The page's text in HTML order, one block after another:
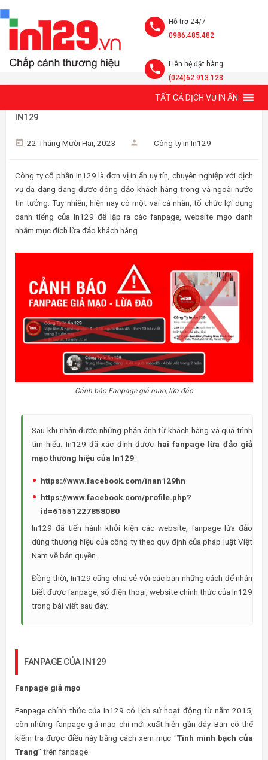
Hỗ trợ 24/7
0986.485.482
Liên hệ đặt hàng
(024)62.913.123
TẤT CẢ DỊCH VỤ IN ẤN
CẢNH BÁO GIẢ MẠO IN129! FANPAGE, WEBSITE CHÍNH CỦA
IN129
22 Tháng Mười Hai, 2023 Công ty in In129
Công ty cổ phần In129 là đơn vị in ấn uy tín, chuyên nghiệp với dịch
vụ đa dạng đang được đông đảo khách hàng trong và ngoài nước
tin tưởng. Tuy nhiên, hiện nay có một vài cá nhân, tổ chức lợi dụng
danh tiếng của In129 để lập ra các fanpage, website mạo danh
nhằm mục đích lừa đảo khách hàng
Cảnh báo Fanpage giả mạo, lừa đảo
Sau khi nhận được những phản ánh từ khách hàng và quá trình
tìm hiểu. In129 đã xác định được hai fanpage lừa đảo giả
mạo thương hiệu của In129:
https://www.facebook.com/inan129hn
https://www.facebook.com/profile.php?
id=61551227858080
In129 đã tiến hành khởi kiện các website, fanpage lừa đảo
dùng thương hiệu của công ty theo quy định của pháp luật Việt
Nam về bản quyền.
Đồng thời, In129 cũng chia sẻ với các bạn những cách để nhận
biết được fanpage, số điện thoại, website chính thức của In129
trong bài viết sau đây.
FANPAGE CỦA IN129
Fanpage giả mạo
Fanpage chính thức của In129 có lịch sử hoạt động từ năm 2015,
còn những fanpage giả mạo chỉ mới xuất hiện gần đây. Bạn có thể
kiểm tra được điều này bằng cách xem mục “Tính minh bạch của
Trang” trên fanpage.